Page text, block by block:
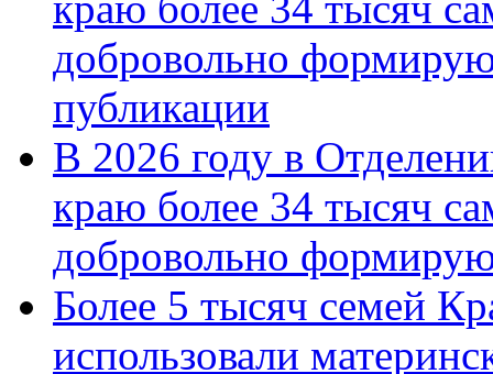
добровольно
публикации
В 2026 году в
краю более 34 тысяч
добровольно
Более 5 тысяч семей
использовали